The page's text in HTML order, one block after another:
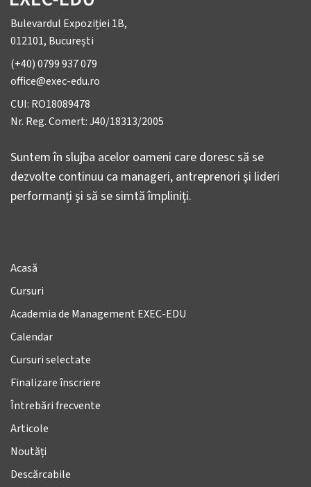
Bulevardul Expoziției 1B,
012101, București
(+40) 0799 937 079
office@exec-edu.ro
CUI: RO18089478
Nr. Reg. Comert: J40/18313/2005
Suntem în slujba acelor oameni care doresc să se
dezvolte continuu ca manageri, antreprenori şi lideri
performanţi şi să se simtă împliniţi.
Acasă
Cursuri
Academia de Management EXEC-EDU
Calendar
Cursuri selectate
Finalizare înscriere
Întrebări frecvente
Articole
Noutăți
Descărcabile